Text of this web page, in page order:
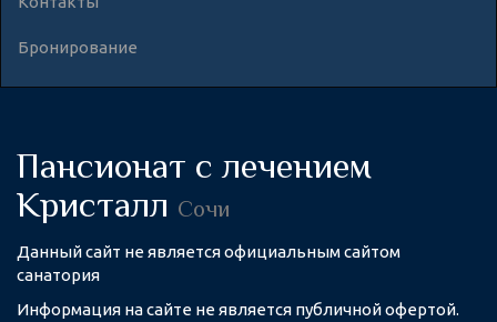
Бронирование
Пансионат с лечением
Кристалл Сочи
Данный сайт не является официальным сайтом
санатория
Информация на сайте не является публичной офертой.